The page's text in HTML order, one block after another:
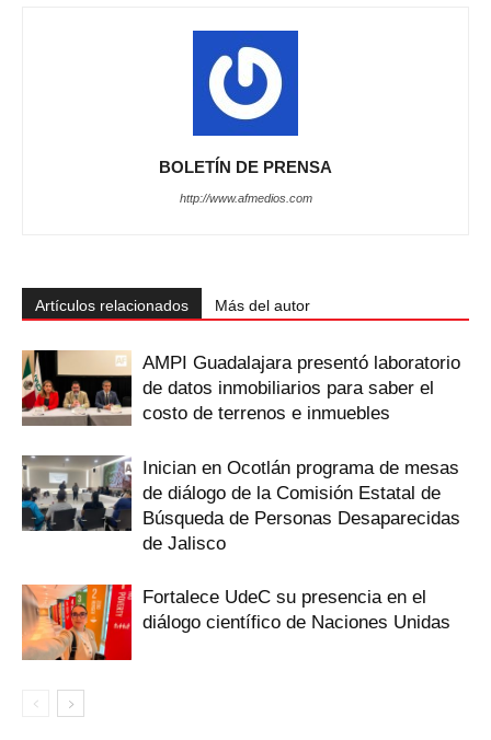
BOLETÍN DE PRENSA
http://www.afmedios.com
Artículos relacionados Más del autor
AMPI Guadalajara presentó laboratorio
de datos inmobiliarios para saber el
costo de terrenos e inmuebles
Inician en Ocotlán programa de mesas
de diálogo de la Comisión Estatal de
Búsqueda de Personas Desaparecidas
de Jalisco
Fortalece UdeC su presencia en el
diálogo científico de Naciones Unidas